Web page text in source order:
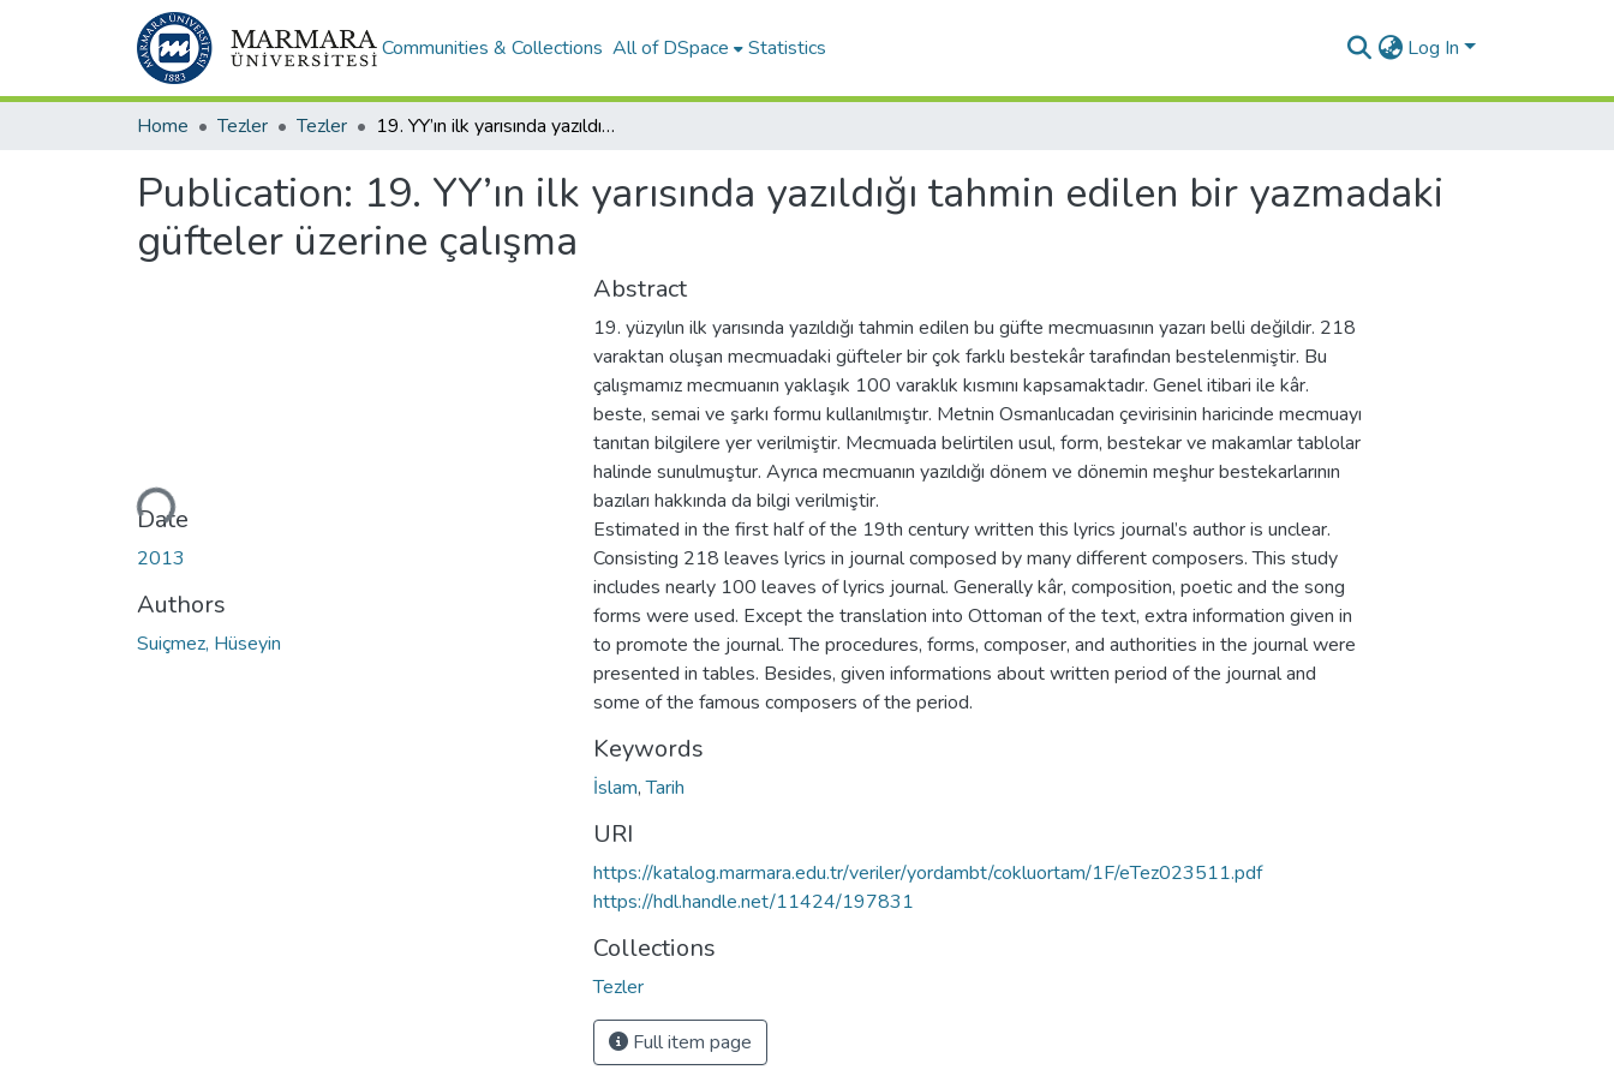
Communities & Collections All of DSpace Statistics Log In
Home Tezler Tezler 19. YY’ın ilk yarısında yazıldığı tahmin edilen bir yazmadaki güfteler üzerine çalışma
Publication: 19. YY’ın ilk yarısında yazıldığı tahmin edilen bir yazmadaki
güfteler üzerine çalışma
Loading...
Date
2013
Authors
Suiçmez, Hüseyin
Abstract
19. yüzyılın ilk yarısında yazıldığı tahmin edilen bu güfte mecmuasının yazarı belli değildir. 218
varaktan oluşan mecmuadaki güfteler bir çok farklı bestekâr tarafından bestelenmiştir. Bu
çalışmamız mecmuanın yaklaşık 100 varaklık kısmını kapsamaktadır. Genel itibari ile kâr.
beste, semai ve şarkı formu kullanılmıştır. Metnin Osmanlıcadan çevirisinin haricinde mecmuayı
tanıtan bilgilere yer verilmiştir. Mecmuada belirtilen usul, form, bestekar ve makamlar tablolar
halinde sunulmuştur. Ayrıca mecmuanın yazıldığı dönem ve dönemin meşhur bestekarlarının
bazıları hakkında da bilgi verilmiştir.
Estimated in the first half of the 19th century written this lyrics journal’s author is unclear.
Consisting 218 leaves lyrics in journal composed by many different composers. This study
includes nearly 100 leaves of lyrics journal. Generally kâr, composition, poetic and the song
forms were used. Except the translation into Ottoman of the text, extra information given in
to promote the journal. The procedures, forms, composer, and authorities in the journal were
presented in tables. Besides, given informations about written period of the journal and
some of the famous composers of the period.
Keywords
İslam,Tarih
URI
https://katalog.marmara.edu.tr/veriler/yordambt/cokluortam/1F/eTez023511.pdf
https://hdl.handle.net/11424/197831
Collections
Tezler
Full item page